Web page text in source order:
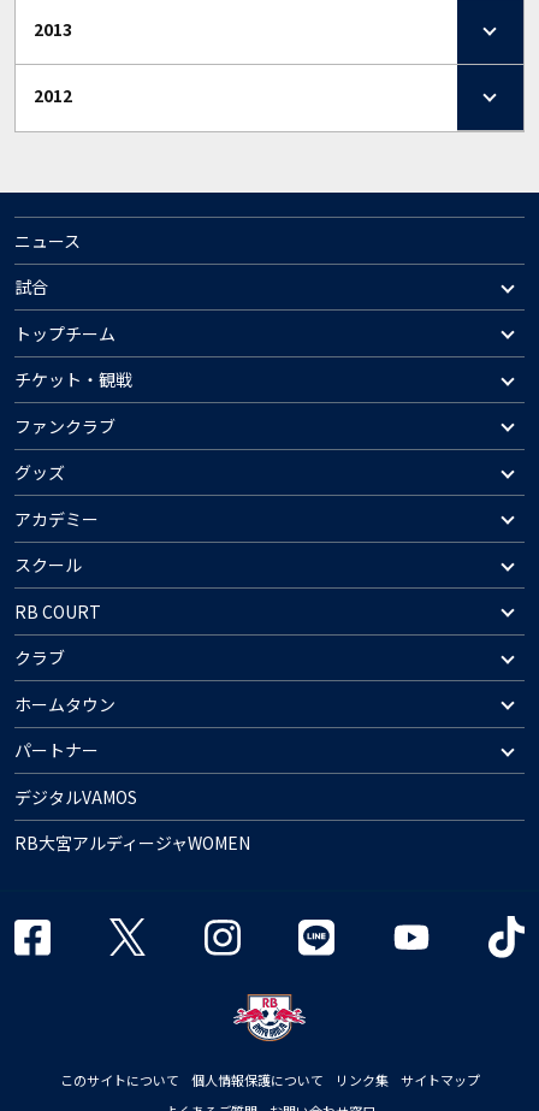
2013
2012
ニュース
試合
トップチーム
チケット・観戦
ファンクラブ
グッズ
アカデミー
スクール
RB COURT
クラブ
ホームタウン
パートナー
デジタルVAMOS
RB大宮アルディージャWOMEN
このサイトについて 個人情報保護について リンク集
サイトマップ